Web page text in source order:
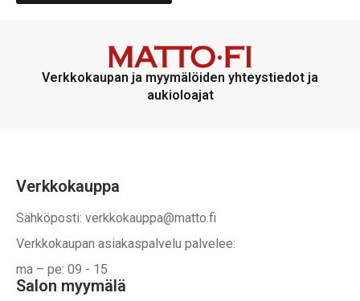
Verkkokaupan ja myymälöiden yhteystiedot ja
aukioloajat
Verkkokauppa
Sähköposti: verkkokauppa@matto.fi
Verkkokaupan asiakaspalvelu palvelee:
ma – pe: 09 - 15
Salon myymälä